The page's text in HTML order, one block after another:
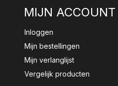
MIJN ACCOUNT
Inloggen
Mijn bestellingen
Mijn verlanglijst
Vergelijk producten